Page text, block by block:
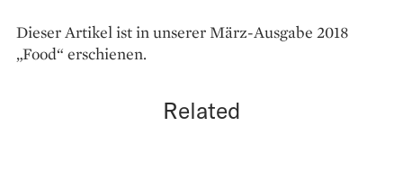
Dieser Artikel ist in unserer März-Ausgabe 2018
„Food“ erschienen.
Related